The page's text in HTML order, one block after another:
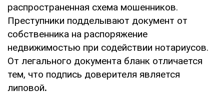
распространенная схема мошенников.
Преступники подделывают документ от
собственника на распоряжение
недвижимостью при содействии нотариусов.
От легального документа бланк отличается
тем, что подпись доверителя является
липовой.